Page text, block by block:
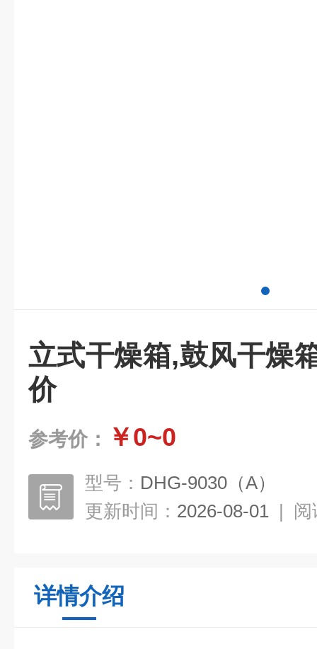
立式干燥箱,鼓风干燥
价
参考价： ￥0~0
型号： DHG-9030（A）
更新时间： 2026-08-01 | 阅
详情介绍